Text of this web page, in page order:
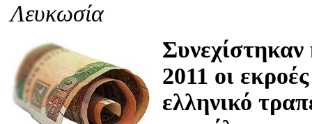
Λευκωσία
Συνεχίστηκαν
2011 οι
ελληνικό